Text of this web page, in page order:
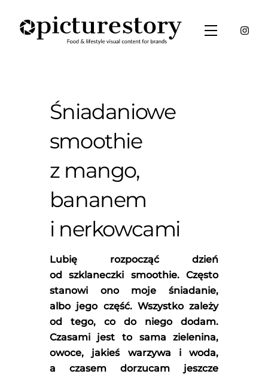
content
Menu
Śniadaniowe
smoothie
z mango,
bananem
i nerkowcami
Lubię rozpocząć dzień
od szklaneczki smoothie. Często
stanowi ono moje śniadanie,
albo jego część. Wszystko zależy
od tego, co do niego dodam.
Czasami jest to sama zielenina,
owoce, jakieś warzywa i woda,
a czasem dorzucam jeszcze